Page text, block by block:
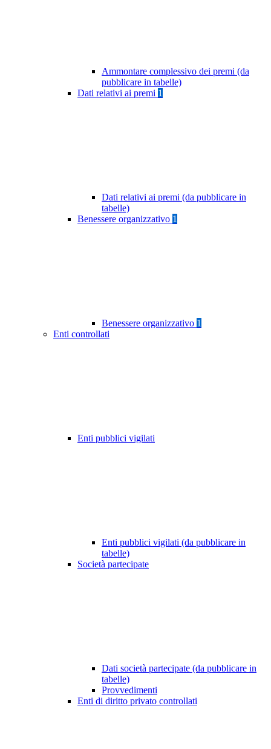
Ammontare complessivo dei premi (da
pubblicare in tabelle)
Dati relativi ai premi 1
Dati relativi ai premi (da pubblicare in
tabelle)
Benessere organizzativo 1
Benessere organizzativo 1
Enti controllati
Enti pubblici vigilati
Enti pubblici vigilati (da pubblicare in
tabelle)
Società partecipate
Dati società partecipate (da pubblicare in
tabelle)
Provvedimenti
Enti di diritto privato controllati